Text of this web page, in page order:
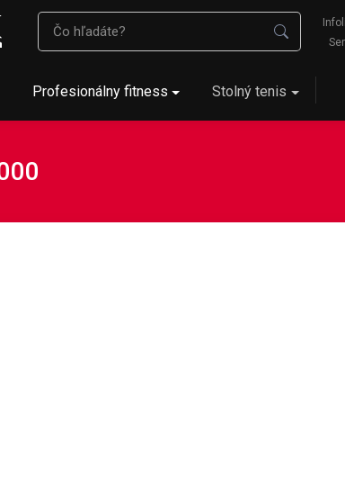
Profesionálny fitness Stolný tenis